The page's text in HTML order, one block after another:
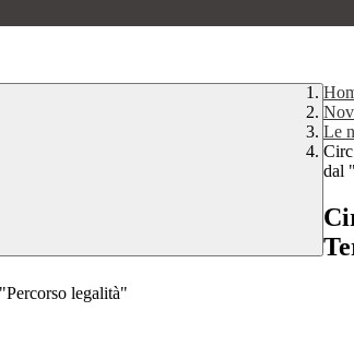
Le
dal
legalità"